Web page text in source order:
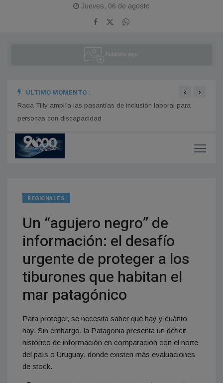
Jueves, 06 de agosto
ÚLTIMO MOMENTO :
Rada Tilly amplía las pasantías de inclusión laboral para
personas con discapacidad
‹ ›
REGIONALES
Un “agujero negro” de
información: el desafío
urgente de proteger a los
tiburones que habitan el
mar patagónico
Para proteger, se necesita saber qué hay y cuánto
hay. Sin embargo, la Patagonia presenta un déficit
histórico de información en comparación con el norte
del país o Uruguay, donde existen más evaluaciones
de stock.